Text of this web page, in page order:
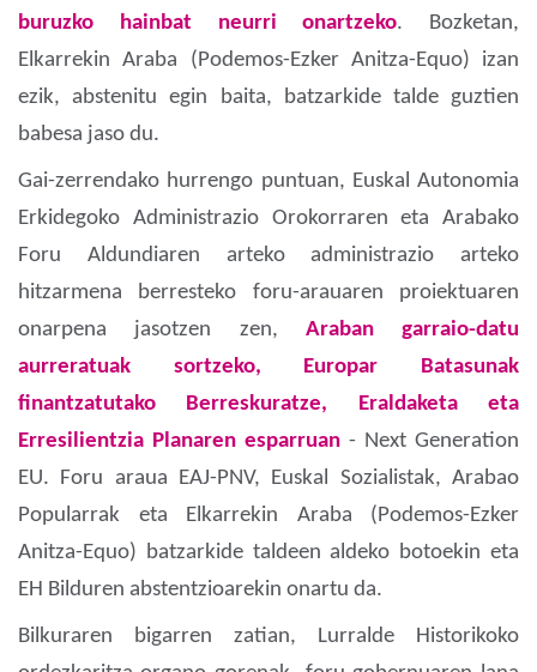
buruzko hainbat neurri onartzeko. Bozketan,
Elkarrekin Araba (Podemos-Ezker Anitza-Equo) izan
ezik, abstenitu egin baita, batzarkide talde guztien
babesa jaso du.
Gai-zerrendako hurrengo puntuan, Euskal Autonomia
Erkidegoko Administrazio Orokorraren eta Arabako
Foru Aldundiaren arteko administrazio arteko
hitzarmena berresteko foru-arauaren proiektuaren
onarpena jasotzen zen, Araban garraio-datu
aurreratuak sortzeko, Europar Batasunak
finantzatutako Berreskuratze, Eraldaketa eta
Erresilientzia Planaren esparruan - Next Generation
EU. Foru araua EAJ-PNV, Euskal Sozialistak, Arabao
Popularrak eta Elkarrekin Araba (Podemos-Ezker
Anitza-Equo) batzarkide taldeen aldeko botoekin eta
EH Bilduren abstentzioarekin onartu da.
Bilkuraren bigarren zatian, Lurralde Historikoko